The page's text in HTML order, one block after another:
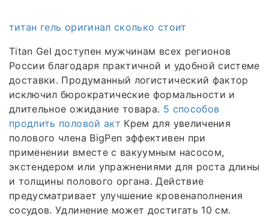
титан гель оригинал сколько стоит
Titan Gel доступен мужчинам всех регионов
России благодаря практичной и удобной системе
доставки. Продуманный логистический фактор
исключил бюрократические формальности и
длительное ожидание товара. 5 способов
продлить половой акт Крем для увеличения
полового члена BigPen эффективен при
применении вместе с вакуумным насосом,
экстендером или упражнениями для роста длины
и толщины полового органа. Действие
предусматривает улучшение кровенаполнения
сосудов. Удлинение может достигать 10 см.